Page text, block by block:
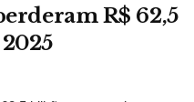
R$ 62,5